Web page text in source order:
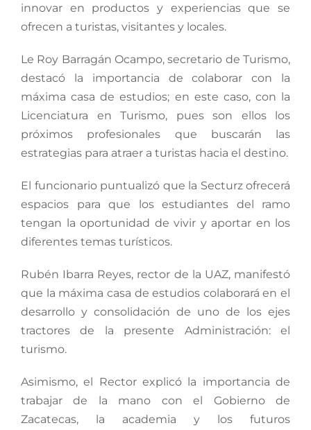
innovar en productos y experiencias que se
ofrecen a turistas, visitantes y locales.
Le Roy Barragán Ocampo, secretario de Turismo,
destacó la importancia de colaborar con la
máxima casa de estudios; en este caso, con la
Licenciatura en Turismo, pues son ellos los
próximos profesionales que buscarán las
estrategias para atraer a turistas hacia el destino.
El funcionario puntualizó que la Secturz ofrecerá
espacios para que los estudiantes del ramo
tengan la oportunidad de vivir y aportar en los
diferentes temas turísticos.
Rubén Ibarra Reyes, rector de la UAZ, manifestó
que la máxima casa de estudios colaborará en el
desarrollo y consolidación de uno de los ejes
tractores de la presente Administración: el
turismo.
Asimismo, el Rector explicó la importancia de
trabajar de la mano con el Gobierno de
Zacatecas, la academia y los futuros